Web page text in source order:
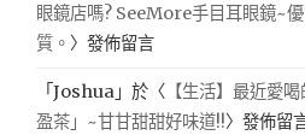
眼鏡店嗎? SeeMore手目耳眼鏡~
質。 〉發佈留言
「Joshua 」於〈 【生活】最近愛
盈茶」~甘甘甜甜好味道!!〉發佈留